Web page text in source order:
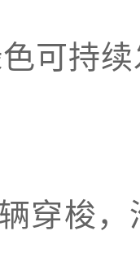
可持
穿梭